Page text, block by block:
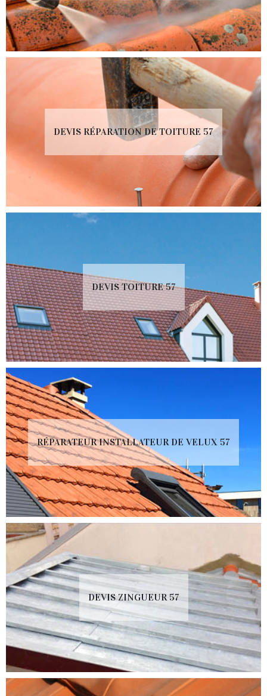
DEVIS RÉPARATION DE TOITURE 57
DEVIS TOITURE 57
RÉPARATEUR INSTALLATEUR DE VELUX 57
DEVIS ZINGUEUR 57